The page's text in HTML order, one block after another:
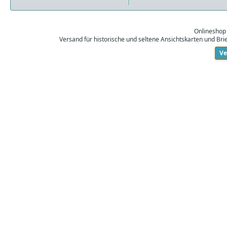
Versand für historische und seltene Ansichtskarten und